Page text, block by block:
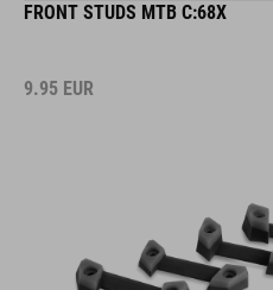
FRONT STUDS MTB C:68X
9.95 EUR